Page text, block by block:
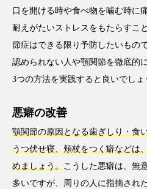
口を開ける時や食べ物を噛む時に
耐えがたいストレスをもたらすこ
節症はできる限り予防したいもの
認められない人や顎関節を徹底的
3つの方法を実践すると良いでしょ
悪癖の改善
顎関節の原因となる歯ぎしり・食
うつ伏せ寝、頬杖をつく癖などは
めましょう。こうした悪癖は、無
多いですが、周りの人に指摘され